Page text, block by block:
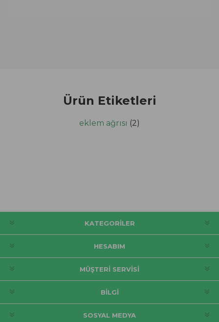
Ürün Etiketleri
eklem ağrısı (2)
KATEGORILER
HESABIM
MÜŞTERI SERVISI
BILGI
SOSYAL MEDYA